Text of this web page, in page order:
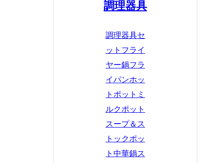
調理器具
調理器具セ
ット フライ
ヤー鍋フラ
イパンホッ
トポット ミ
ルクポット
スープ＆ス
トックポッ
ト 中華鍋ス